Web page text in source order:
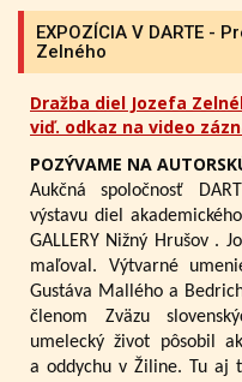
EXPOZÍCIA V DARTE -
Zelného
Dražba diel Jozefa
viď. odkaz na video
POZÝVAME NA
Aukčná spoločnosť
výstavu diel
GALLERY Nižný Hrušov .
maľoval. Výtvarné
Gustáva Mallého a
členom Zväzu
umelecký život pôsobil
a oddychu v Žiline. Tu aj